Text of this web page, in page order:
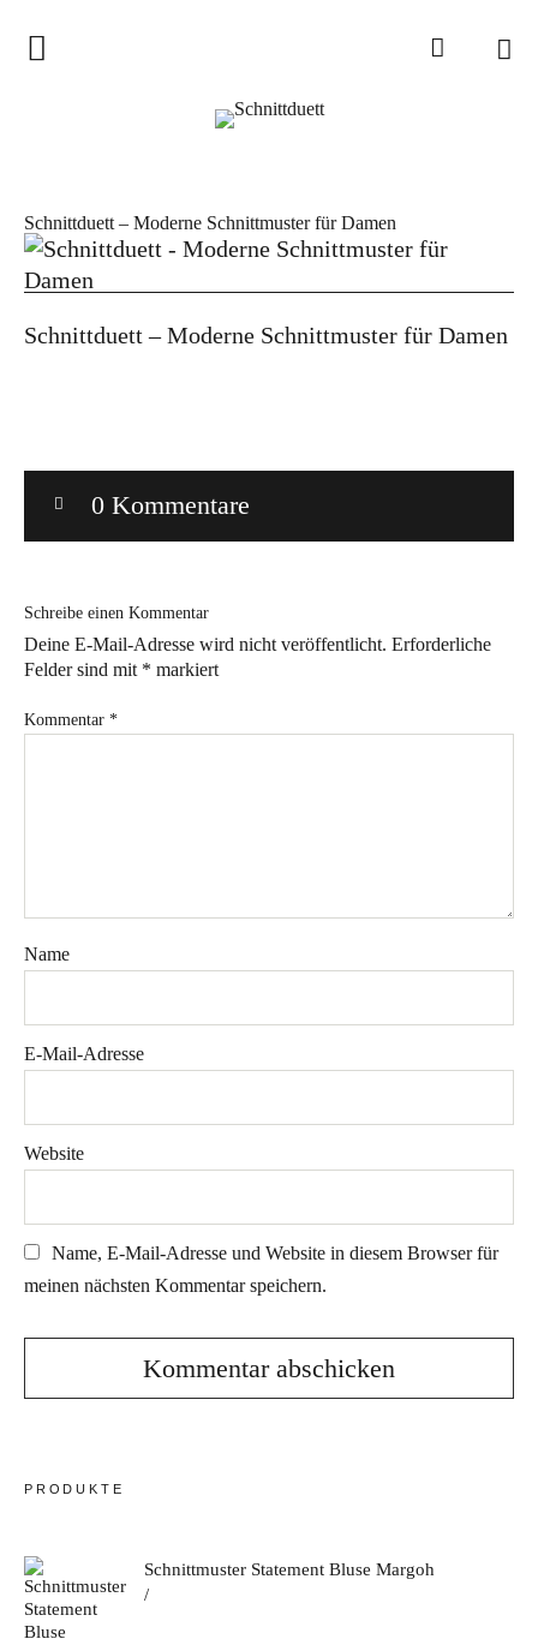
Home
Schnittduett Magazin
Schnittmuster-Hacks
Tipps zur Schnittanpassung
Wir sagen Danke und Good
Kontakt
Schnittduett – Moderne Schnittmuster für Damen
Schnittduett – Moderne Schnittmuster für Damen
0 Kommentare
Schreibe einen Kommentar
Deine E-Mail-Adresse wird nicht veröffentlicht. Erforderliche
Felder sind mit * markiert
Kommentar *
Name
E-Mail-Adresse
Website
Name, E-Mail-Adresse und Website in diesem Browser für
meinen nächsten Kommentar speichern.
PRODUKTE
Schnittmuster Statement Bluse Margoh